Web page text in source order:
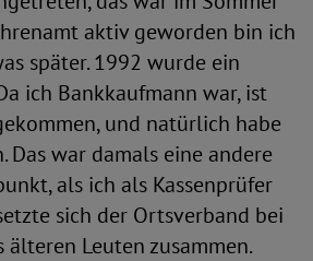
aktiv geworden bin ich
später. 1992 wurde ein
ich Bankkaufmann war, ist
und natürlich habe
Das war damals eine andere
als ich als Kassenprüfer
sich der Ortsverband bei
Leuten zusammen.